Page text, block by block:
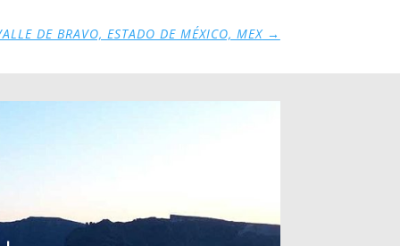
DE BRAVO, ESTADO DE MÉXICO, MEX→